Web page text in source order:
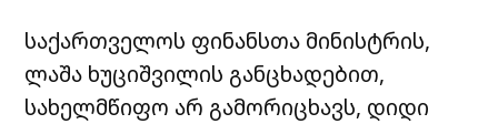
საქართველოს ფინანსთა მინისტრის,
ლაშა ხუციშვილის განცხადებით,
სახელმწიფო არ გამორიცხავს, დიდი